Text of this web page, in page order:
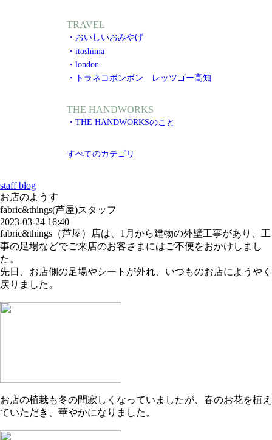
TRAVEL
・おいしいおみやげ
・itoshima
・london
・トラネコボンボン レッツゴー高知
THE HANDWORKS
・THE HANDWORKSのこと
すべてのカテゴリ
staff blog
お店のようす
fabric&things(芦屋)スタッフ
2023-03-24 16:40
fabric&things（芦屋）店は、1月から建物の外壁工事があり、工
事の足場などでご来店のお客さまにはご不便をおかけしまし
た。
先日、お店側の足場やシートが外れ、いつものお店にようやく
戻りました。
お店の植栽も冬の間寂しくなっていましたが、春のお花を植え
ていただき、華やかになりました。